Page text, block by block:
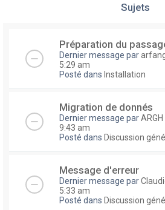
Sujets
Préparation du
Dernier message par
5:29 am
Posté dans Installation
Migration de donnés
Dernier message parARGH
9:43 am
Posté dans Discussion
Message d'erreur
Dernier message par
5:33 am
Posté dans Discussion